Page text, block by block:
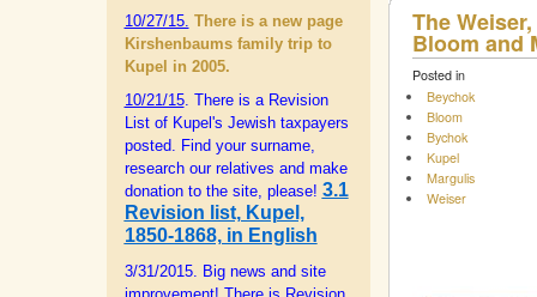
The
Bloom and
Posted in
Beychok
Bloom
Bychok
Kupel
Margulis
Weiser
10/27/15. There is a new page
Kirshenbaums family trip to
Kupel in 2005.
10/21/15. There is a Revision
List of Kupel's Jewish taxpayers
posted. Find your surname,
research our relatives and make
donation to the site, please! 3.1
Revision list, Kupel,
1850-1868, in English
3/31/2015. Big news and site